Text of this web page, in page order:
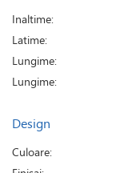
Inaltime:
Latime:
Lungime:
Lungime:
Design
Culoare: